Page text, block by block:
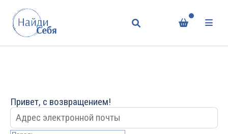
Привет, с возвращением!